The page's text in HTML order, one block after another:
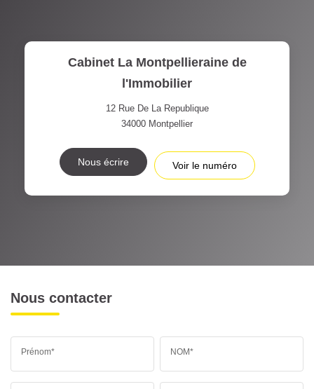
Cabinet La Montpellieraine de
l'Immobilier
12 Rue De La Republique
34000 Montpellier
Nous écrire Voir le numéro
Nous contacter
Prénom* NOM*